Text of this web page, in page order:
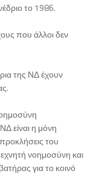
το 1986.
που άλλοι δεν
της ΝΔ έχουν
είναι η μόνη
του
νοημοσύνη και
για το κοινό